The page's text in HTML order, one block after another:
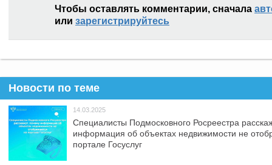
Чтобы оставлять комментарии, сначала
или зарегистрируйтесь
Новости по теме
14.03.2025
Специалисты Подмосковного Росреестра
информация об объектах недвижимости не
портале Госуслуг